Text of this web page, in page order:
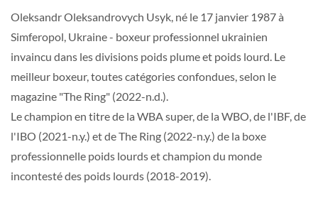
Oleksandr Oleksandrovych Usyk, né le 17 janvier 1987 à
Simferopol, Ukraine - boxeur professionnel ukrainien
invaincu dans les divisions poids plume et poids lourd. Le
meilleur boxeur, toutes catégories confondues, selon le
magazine "The Ring" (2022-n.d.).
Le champion en titre de la WBA super, de la WBO, de l'IBF, de
l'IBO (2021-n.y.) et de The Ring (2022-n.y.) de la boxe
professionnelle poids lourds et champion du monde
incontesté des poids lourds (2018-2019).